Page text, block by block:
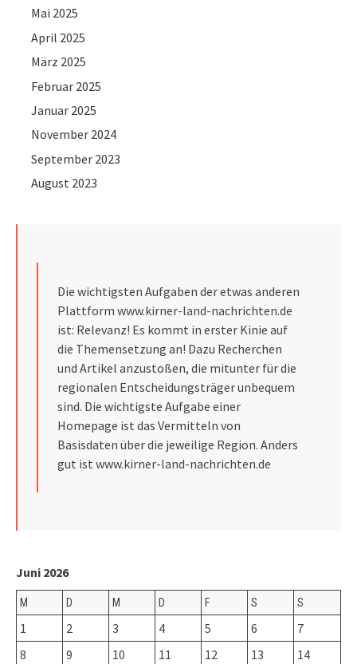
Mai 2025
April 2025
März 2025
Februar 2025
Januar 2025
November 2024
September 2023
August 2023
Die wichtigsten Aufgaben der etwas anderen
Plattform www.kirner-land-nachrichten.de
ist: Relevanz! Es kommt in erster Kinie auf
die Themensetzung an! Dazu Recherchen
und Artikel anzustoßen, die mitunter für die
regionalen Entscheidungsträger unbequem
sind. Die wichtigste Aufgabe einer
Homepage ist das Vermitteln von
Basisdaten über die jeweilige Region. Anders
gut ist www.kirner-land-nachrichten.de
Juni 2026
M D M D F S S
1 2 3 4 5 6
7
8
9 10 11 12 13
14